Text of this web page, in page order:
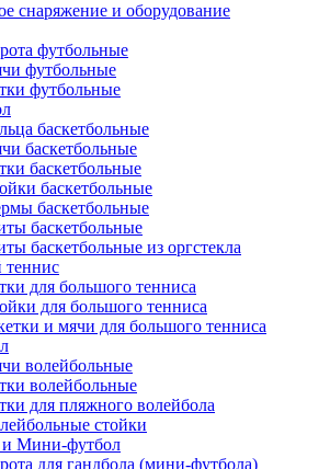
снаряжение и оборудование
футбольные
футбольные
футбольные
баскетбольные
баскетбольные
баскетбольные
баскетбольные
баскетбольные
баскетбольные
баскетбольные из оргстекла
теннис
для большого тенниса
для большого тенниса
и мячи для большого тенниса
волейбольные
волейбольные
для пляжного волейбола
стойки
и Мини-футбол
для гандбола (мини-футбола)